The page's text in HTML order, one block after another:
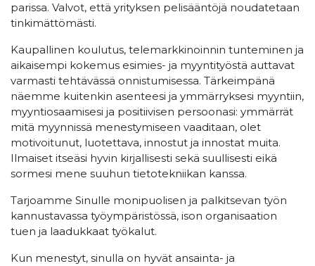
parissa. Valvot, että yrityksen pelisääntöjä noudatetaan
tinkimättömästi.
Kaupallinen koulutus, telemarkkinoinnin tunteminen ja
aikaisempi kokemus esimies- ja myyntityöstä auttavat
varmasti tehtävässä onnistumisessa. Tärkeimpänä
näemme kuitenkin asenteesi ja ymmärryksesi myyntiin,
myyntiosaamisesi ja positiivisen persoonasi: ymmärrät
mitä myynnissä menestymiseen vaaditaan, olet
motivoitunut, luotettava, innostut ja innostat muita.
Ilmaiset itseäsi hyvin kirjallisesti sekä suullisesti eikä
sormesi mene suuhun tietotekniikan kanssa.
Tarjoamme Sinulle monipuolisen ja palkitsevan työn
kannustavassa työympäristössä, ison organisaation
tuen ja laadukkaat työkalut.
Kun menestyt, sinulla on hyvät ansainta- ja